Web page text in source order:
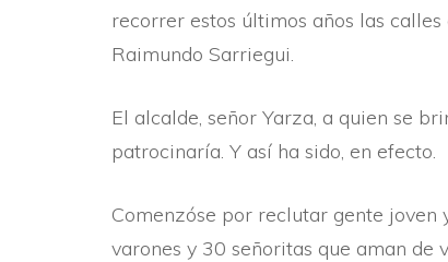
recorrer estos últimos años las
Raimundo Sarriegui.
El alcalde, señor Yarza, a quien se
patrocinarí­a. Y así­ ha sido, en efecto.
Comenzóse por reclutar gente joven
varones y 30 señoritas que aman